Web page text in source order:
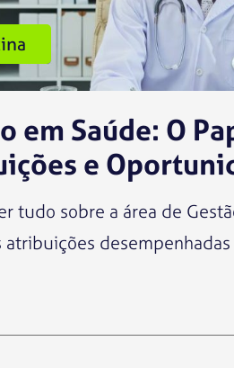
em Saúde: O
e
tudo sobre a área de
atribuições